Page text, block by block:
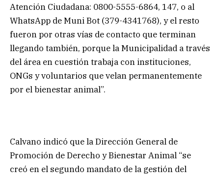
Atención Ciudadana: 0800-5555-6864, 147, o al
WhatsApp de Muni Bot (379-4341768), y el resto
fueron por otras vías de contacto que terminan
llegando también, porque la Municipalidad a través
del área en cuestión trabaja con instituciones,
ONGs y voluntarios que velan permanentemente
por el bienestar animal”.
Calvano indicó que la Dirección General de
Promoción de Derecho y Bienestar Animal “se
creó en el segundo mandato de la gestión del